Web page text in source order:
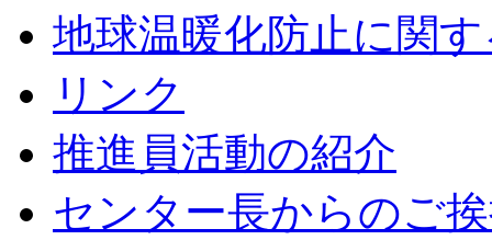
地球温暖化防止に関
リンク
推進員活動の紹介
センター長からのご